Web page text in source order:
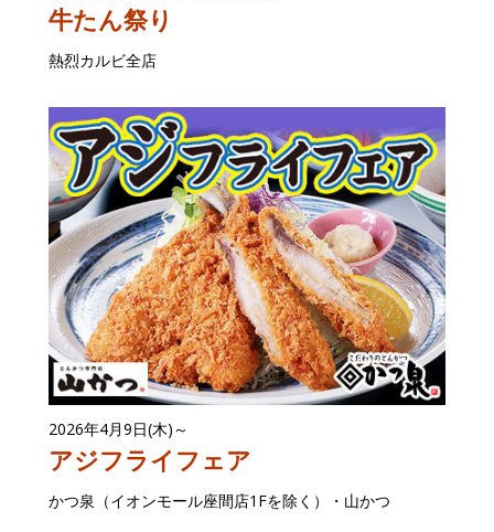
牛たん祭り
熱烈カルビ全店
2026年4月9日(木)～
アジフライフェア
かつ泉（イオンモール座間店1Fを除く）・山かつ